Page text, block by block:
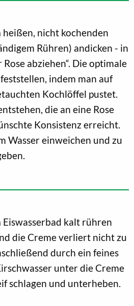
heißen, nicht kochenden
Rühren) andicken - in
abziehen“. Die optimale
indem man auf
Kochlöffel pustet.
die an eine Rose
Konsistenz erreicht.
Wasser einweichen und zu
Eiswasserbad kalt rühren
die Creme verliert nicht zu
durch ein feines
unter die Creme
schlagen und unterheben.